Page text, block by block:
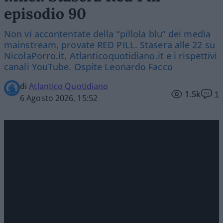
episodio 90
Non vi accontentate della “pillola blu” dei media
mainstream, provate RED PILL. Stasera alle 22 su
NicolaPorro.it, Atlanticoquotidiano.it e i rispettivi
canali YouTube. Ospite Leonardo Facco
diAtlantico Quotidiano
6 Agosto 2026, 15:52
1.5k 1